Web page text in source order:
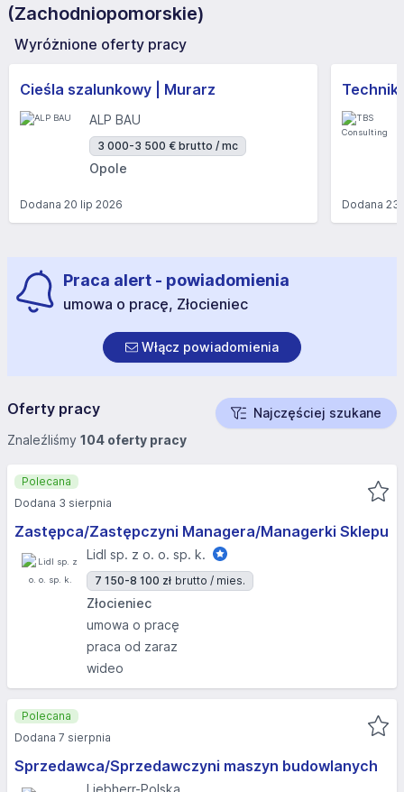
(Zachodniopomorskie)
Wyróżnione oferty pracy
Cieśla szalunkowy | Murarz
ALP BAU
3 000-3 500 € brutto / mc
Opole
Dodana 20 lip 2026 Dodana23
Praca alert - powiadomienia
umowa o pracę, Złocieniec
Włącz powiadomienia
Oferty pracy
Najczęściej szukane
Znaleźliśmy 104 oferty pracy
Zastępca/Zastępczyni Managera/Managerki Sklepu
Lidl sp. z o. o. sp. k.
7 150-8 100 zł brutto / mies.
Złocieniec
umowa o pracę
praca od zaraz
wideo
Polecana
Dodana 3 sierpnia
Sprzedawca/Sprzedawczyni maszyn budowlanych
Liebherr-Polska
Polecana
Dodana 7 sierpnia